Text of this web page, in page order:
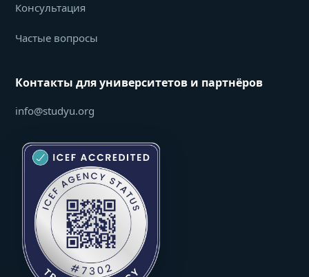
Консультация
Частые вопросы
Контакты для университетов и партнёров
info@studyu.org